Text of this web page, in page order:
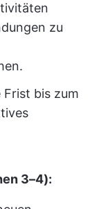
zu
Frist bis zum
3–4):